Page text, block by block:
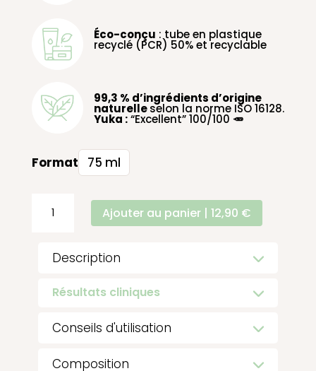
Description
Résultats cliniques
Conseils d'utilisation
Composition
Éco-conçu : tube en plastique
recyclé (PCR) 50% et recyclable
99,3 % d’ingrédients d’origine
naturelleselon la norme ISO 16128.
Yuka :“Excellent” 100/100 🥕
Format 75 ml
Cytolac®
Gommage
Matifiant
Ajouter au panier | 12,90 €